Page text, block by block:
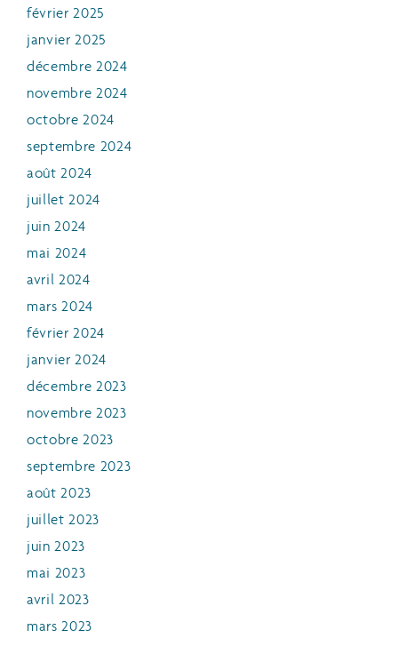
février 2025
janvier 2025
décembre 2024
novembre 2024
octobre 2024
septembre 2024
août 2024
juillet 2024
juin 2024
mai 2024
avril 2024
mars 2024
février 2024
janvier 2024
décembre 2023
novembre 2023
octobre 2023
septembre 2023
août 2023
juillet 2023
juin 2023
mai 2023
avril 2023
mars 2023